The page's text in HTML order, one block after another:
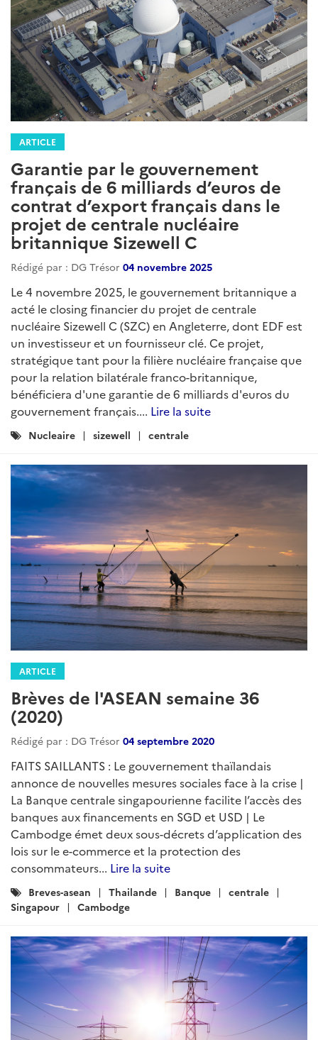
ARTICLE
Garantie par le gouvernement
français de 6 milliards d’euros de
contrat d’export français dans le
projet de centrale nucléaire
britannique Sizewell C
Rédigé par : DG Trésor 04 novembre 2025
Le 4 novembre 2025, le gouvernement britannique a
acté le closing financier du projet de centrale
nucléaire Sizewell C (SZC) en Angleterre, dont EDF est
un investisseur et un fournisseur clé. Ce projet,
stratégique tant pour la filière nucléaire française que
pour la relation bilatérale franco-britannique,
bénéficiera d'une garantie de 6 milliards d'euros du
gouvernement français.... Lire la suite
Catégories
Nucleaire sizewell centrale
ARTICLE
Brèves de l'ASEAN semaine 36
(2020)
Rédigé par : DG Trésor 04 septembre 2020
FAITS SAILLANTS : Le gouvernement thaïlandais
annonce de nouvelles mesures sociales face à la crise |
La Banque centrale singapourienne facilite l’accès des
banques aux financements en SGD et USD | Le
Cambodge émet deux sous-décrets d’application des
lois sur le e-commerce et la protection des
consommateurs... Lire la suite
Catégories
:
Breves-asean Thailande Banque
centrale
Singapour
Cambodge